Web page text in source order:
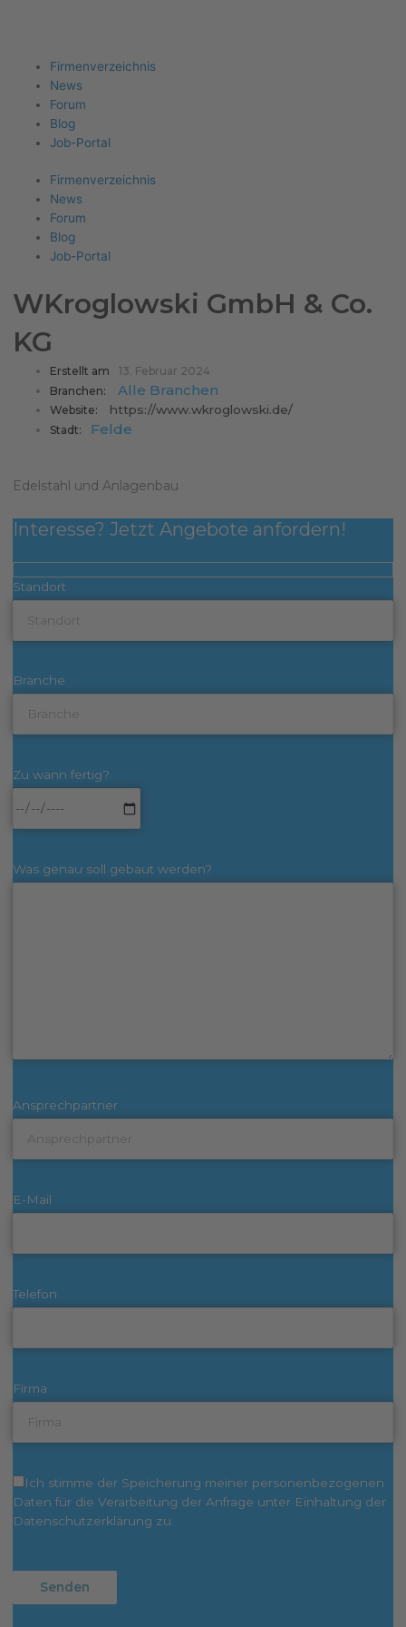
Menu
Firmenverzeichnis
News
Forum
Blog
Job-Portal
Firmenverzeichnis
News
Forum
Blog
Job-Portal
WKroglowski GmbH & Co.
KG
Erstellt am
13. Februar 2024
Branchen:
Alle Branchen
Website: https://www.wkroglowski.de/
Stadt: Felde
Edelstahl und Anlagenbau
Interesse? Jetzt Angebote anfordern!
Standort
Branche
Zu wann fertig?
Was genau soll gebaut werden?
Ansprechpartner
E-Mail
Telefon
Firma
Ich stimme der Speicherung meiner personenbezogenen
Daten für die Verarbeitung der Anfrage unter Einhaltung der
Datenschutzerklärung zu.